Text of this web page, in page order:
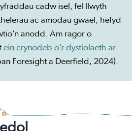
cadw isel, fel llwyth
ac amodau gwael, hefyd
anodd. Am ragor o
ein crynodeb o’r dystiolaeth ar
Foresight a Deerfield, 2024).